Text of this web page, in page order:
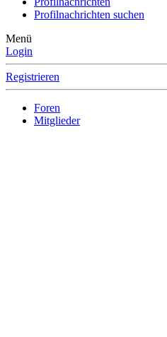
Profilnachrichten suchen
Menü
Login
Registrieren
Foren
Mitglieder